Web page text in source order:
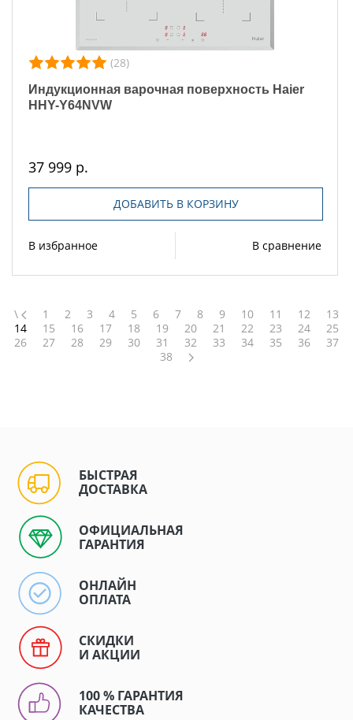
(28)
Индукционная варочная поверхность Haier
HHY-Y64NVW
37 999 р.
ДОБАВИТЬ В КОРЗИНУ
В избранное В сравнение
\ 1 2 3 4 5 6 7 8 9 10 11 12
13
14
15 16 17 18 19 20 21 22 23 24
25
26
27 28 29 30 31 32 33 34 35 36
37
38
БЫСТРАЯ
ДОСТАВКА
ОФИЦИАЛЬНАЯ
ГАРАНТИЯ
ОНЛАЙН
ОПЛАТА
СКИДКИ
И АКЦИИ
100 % ГАРАНТИЯ
КАЧЕСТВА